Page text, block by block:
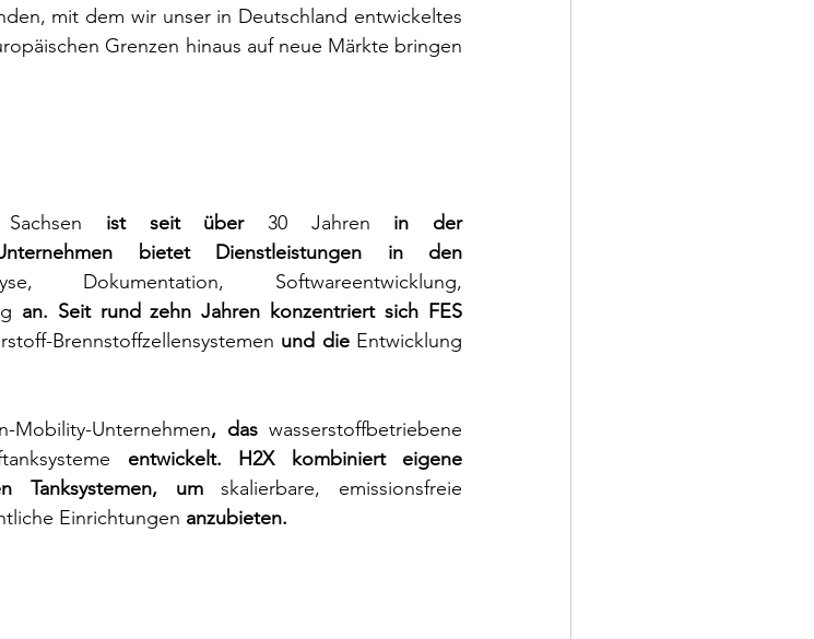
mit dem wir unser in Deutschland entwickeltes
Grenzen hinaus auf neue Märkte bringen
ist seit über 30 Jahren in der
bietet Dienstleistungen in den
Dokumentation, Softwareentwicklung,
an. Seit rund zehn Jahren konzentriert sich FES
Brennstoffzellensystemen und die Entwicklung
Mobility-Unternehmen, das wasserstoffbetriebene
entwickelt. H2X kombiniert eigene
Tanksystemen, um skalierbare, emissionsfreie
Einrichtungen anzubieten.